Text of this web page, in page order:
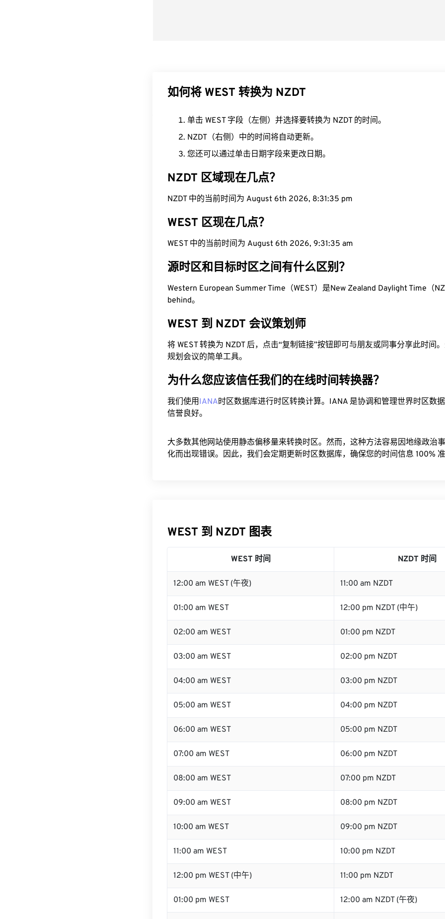
如何将 WEST 转换为 NZDT
单击 WEST 字段（左侧）并选择要转换为 NZDT 的时间。
NZDT（右侧）中的时间将自动更新。
您还可以通过单击日期字段来更改日期。
NZDT 区域现在几点？
NZDT 中的当前时间为 August 6th 2026, 8:31:36 pm
WEST 区现在几点？
WEST 中的当前时间为 August 6th 2026, 9:31:36 am
源时区和目标时区之间有什么区别？
Western European Summer Time（WEST）是New Zealand Daylight Time（
behind。
WEST 到 NZDT 会议策划师
将 WEST 转换为 NZDT 后，点击“复制链接”按钮即可与朋友或同事分享此时间
规划会议的简单工具。
为什么您应该信任我们的在线时间转换器？
我们使用IANA时区数据库进行时区转换计算。IANA 是协调和管理世界时区数
信誉良好。
大多数其他网站使用静态偏移量来转换时区。然而，这种方法容易因地缘政治
化而出现错误。因此，我们会定期更新时区数据库，确保您的时间信息 100%
WEST 到 NZDT 图表
WEST 时间 NZDT 时间
12:00 am WEST (午夜) 11:00 am NZDT
01:00 am WEST 12:00 pm NZDT (中午)
02:00 am WEST 01:00 pm NZDT
03:00 am WEST 02:00 pm NZDT
04:00 am WEST 03:00 pm NZDT
05:00 am WEST 04:00 pm NZDT
06:00 am WEST 05:00 pm NZDT
07:00 am WEST 06:00 pm NZDT
08:00 am WEST 07:00 pm NZDT
09:00 am WEST 08:00 pm NZDT
10:00 am WEST 09:00 pm NZDT
11:00 am WEST 10:00 pm NZDT
12:00 pm WEST (中午) 11:00 pm NZDT
01:00 pm WEST 12:00 am NZDT (午夜)